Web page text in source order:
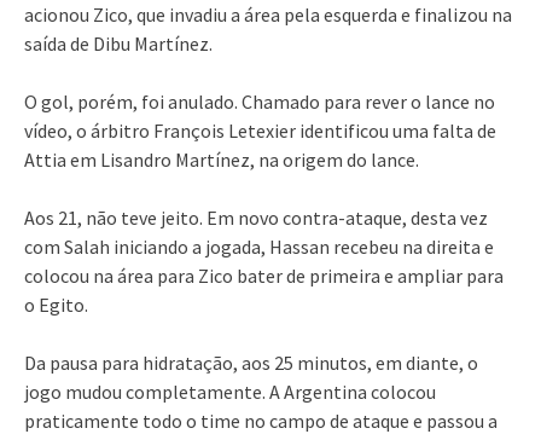
acionou Zico, que invadiu a área pela esquerda e finalizou na
saída de Dibu Martínez.
O gol, porém, foi anulado. Chamado para rever o lance no
vídeo, o árbitro François Letexier identificou uma falta de
Attia em Lisandro Martínez, na origem do lance.
Aos 21, não teve jeito. Em novo contra-ataque, desta vez
com Salah iniciando a jogada, Hassan recebeu na direita e
colocou na área para Zico bater de primeira e ampliar para
o Egito.
Da pausa para hidratação, aos 25 minutos, em diante, o
jogo mudou completamente. A Argentina colocou
praticamente todo o time no campo de ataque e passou a